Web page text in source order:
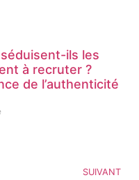
ils les
à recruter ?
de l’authenticité
SUIVANT